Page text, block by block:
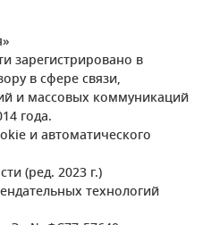
зарегистрировано в
в сфере связи,
и массовых коммуникаций
года.
и автоматического
(ред. 2023 г.)
технологий